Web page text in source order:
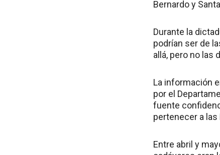
Bernardo y
Durante la
podrían ser de
allá, pero no las
La información
por el
fuente
pertenecer a las
Entre abril y